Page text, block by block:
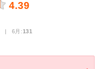
4.39
| 6月:131